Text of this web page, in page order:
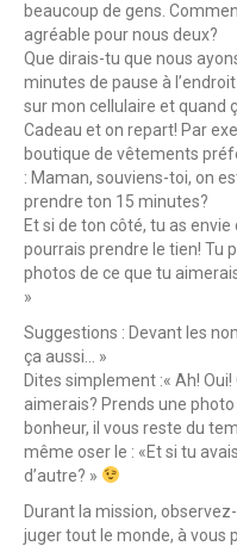
beaucoup de gens.
agréable pour nous deux?
Que dirais-tu que nous
minutes de pause à
sur mon cellulaire et quand
Cadeau et on repart! Par
boutique de vêtements
: Maman, souviens-toi, on
prendre ton 15 minutes?
Et si de ton côté, tu as
pourrais prendre le tien! Tu
photos de ce que tu
»
Suggestions : Devant les
ça aussi… »
Dites simplement :« Ah!
aimerais? Prends une
bonheur, il vous reste du
même oser le : «Et si tu
d’autre? »
Durant la mission,
juger tout le monde, à vous